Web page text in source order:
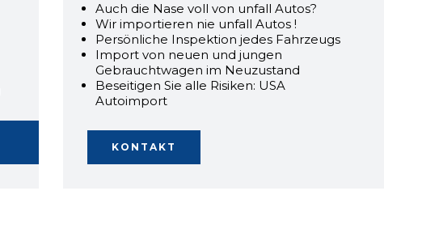
Auch die Nase voll von unfall Autos?
Wir importieren nie unfall Autos !
Persönliche Inspektion jedes Fahrzeugs
Import von neuen und jungen
Gebrauchtwagen im Neuzustand
Beseitigen Sie alle Risiken: USA
Autoimport
KONTAKT